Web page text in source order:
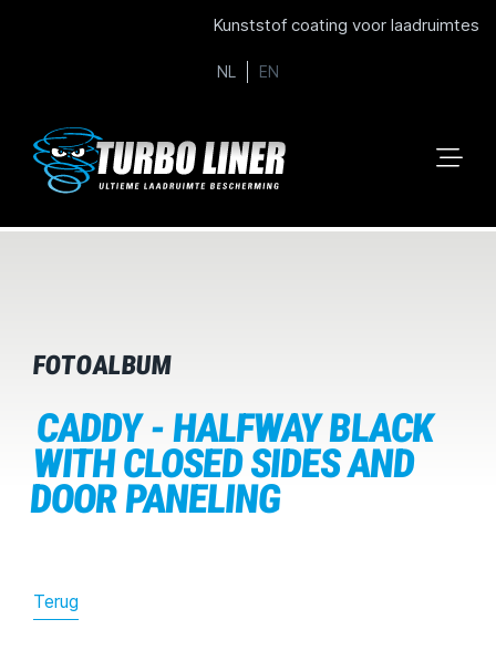
Kunststof coating voor laadruimtes
NL EN
FOTOALBUM
CADDY - HALFWAY BLACK
WITH CLOSED SIDES AND
DOOR PANELING
Terug